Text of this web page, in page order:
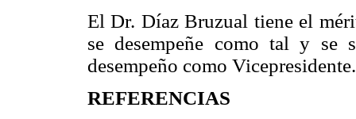
El Dr. Díaz Bruzual tiene el
se desempeñe como tal y se
desempeño como
REFERENCIAS